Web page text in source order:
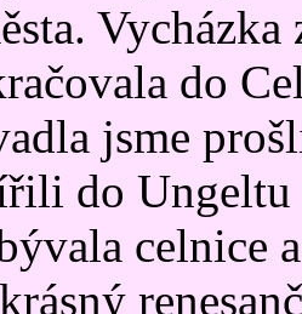
Vycházka
do
jsme
do
celnice